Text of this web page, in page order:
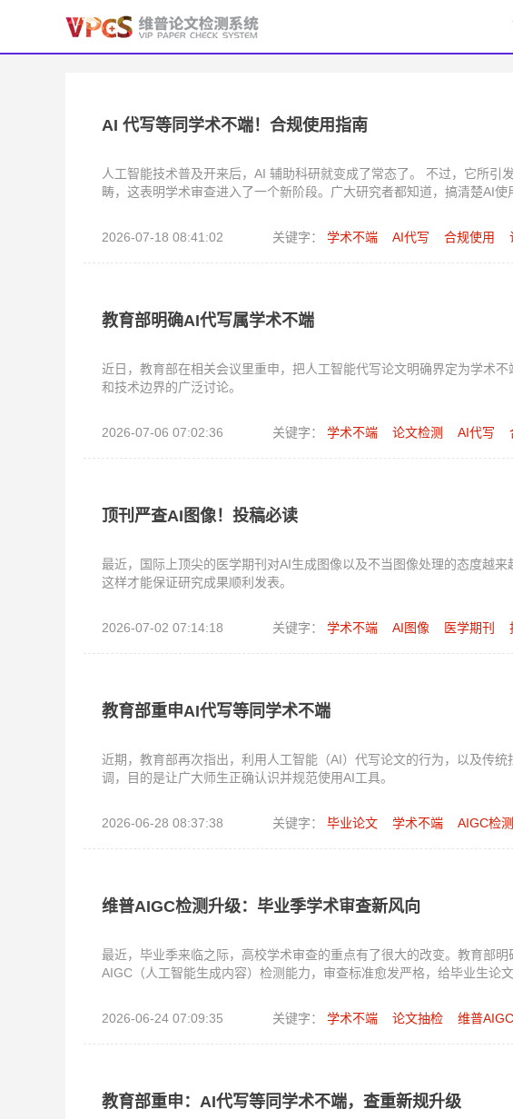
AI 代写等同学术不端！合规使用指南
人工智能技术普及开来后，AI 辅助科研就变成了常态了。 不过，它所
畴，这表明学术审查进入了一个新阶段。广大研究者都知道，搞清楚AI使
2026-07-18 08:41:02 关键字： 学术不端 AI代写 合规使用
教育部明确AI代写属学术不端
近日，教育部在相关会议里重申，把人工智能代写论文明确界定为学术
和技术边界的广泛讨论。
2026-07-06 07:02:36 关键字： 学术不端 论文检测 AI代写
顶刊严查AI图像！投稿必读
最近，国际上顶尖的医学期刊对AI生成图像以及不当图像处理的态度越
这样才能保证研究成果顺利发表。
2026-07-02 07:14:18 关键字： 学术不端 AI图像 医学期刊
教育部重申AI代写等同学术不端
近期，教育部再次指出，利用人工智能（AI）代写论文的行为，以及传
调，目的是让广大师生正确认识并规范使用AI工具。
2026-06-28 08:37:38 关键字： 毕业论文 学术不端 AIGC检测
维普AIGC检测升级：毕业季学术审查新风向
最近，毕业季来临之际，高校学术审查的重点有了很大的改变。教育部
AIGC（人工智能生成内容）检测能力，审查标准愈发严格，给毕业生论文
2026-06-24 07:09:35 关键字： 学术不端 论文抽检 维普AIGC
教育部重申：AI代写等同学术不端，查重新规升级